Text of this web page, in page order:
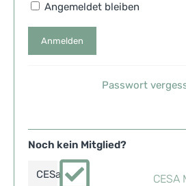
Angemeldet bleiben
Passwort
Noch kein Mitglied?
CESA
CESa